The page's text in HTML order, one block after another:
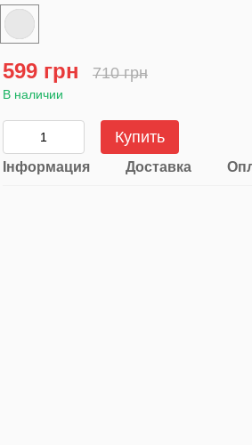
599 грн 710 грн
В наличии
Купить
Інформация Доставка